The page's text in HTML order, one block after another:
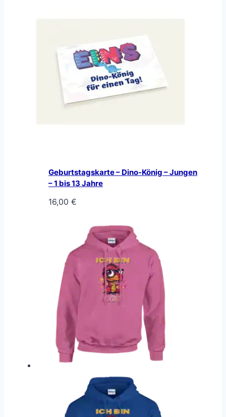
Geburtstagskarte – Dino-König – Jungen
– 1 bis 13 Jahre
16,00 €